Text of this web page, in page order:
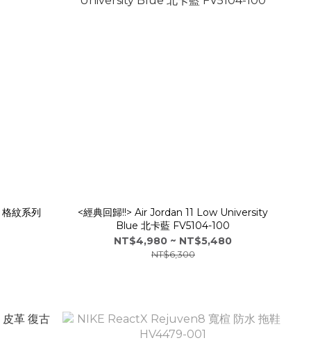
紋系列
<經典回歸!!> Air Jordan 11 Low University
Blue 北卡藍 FV5104-100
NT$4,980 ~ NT$5,480
NT$6,300